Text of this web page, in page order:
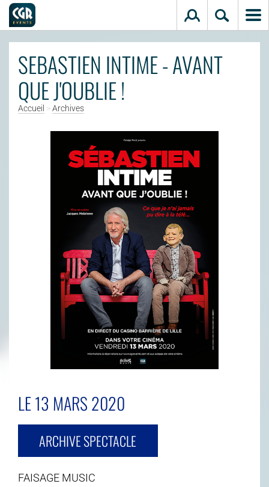
SEBASTIEN INTIME - AVANT
QUE J'OUBLIE !
Accueil >Archives
LE 13 MARS 2020
ARCHIVE SPECTACLE
FAISAGE MUSIC